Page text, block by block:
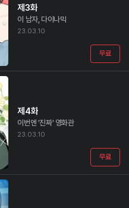
제3화
이 남자, 다이나믹
23.03.10
무료
제4화
이번엔 '진짜' 영화관
23.03.10
무료